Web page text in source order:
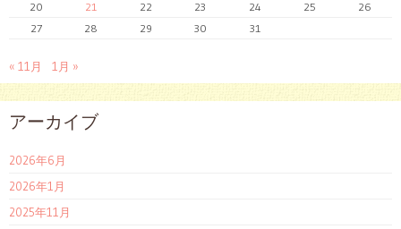
20 21 22 23 24 25
26
27
28 29 30 31
« 11月 1月 »
アーカイブ
2026年6月
2026年1月
2025年11月